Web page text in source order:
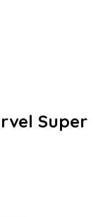
Super